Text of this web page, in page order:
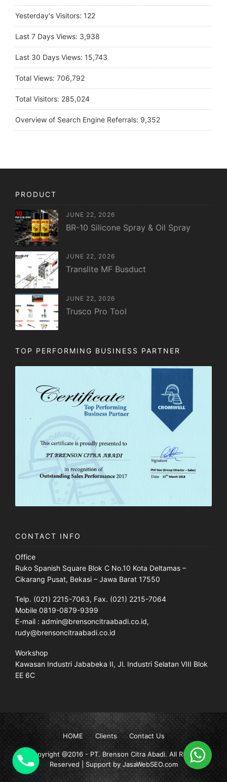
Yesterday's Visitors: 122
Last 7 Days Views: 3,938
Last 30 Days Views: 15,743
Total Views: 706,792
Total Visitors: 285,024
Overview of Search Engine Referrals: 9,352
PRODUCT
JUNE 22, 2026
BR-10 Silicone Spray & Oil Spray
JUNE 22, 2026
Translite MF Busduct
JUNE 22, 2026
Trusco Pro Tool
TOP PERFORMING BUSINESS PARTNER
CONTACT INFO
Office
Ruko Spanish Square Blok C No.10 Kota Deltamas –
Cikarang Pusat, Bekasi – Jawa Barat 17550
Telp. (021) 2215-7063, Fax. (021) 2215-7064
Mobile 0819-0879-9399
E-mail : admin@brensoncitraabadi.co.id,
rudy@brensoncitraabadi.co.id
Workshop
Kawasan Industri Jababeka II, Jl. Industri Selatan VIII Blok
EE 6C
HOME Clients Contact Us
Copyright @2016 - PT. Brenson Citra Abadi. All Rights
Reserved | Support by JasaWebSEO.com